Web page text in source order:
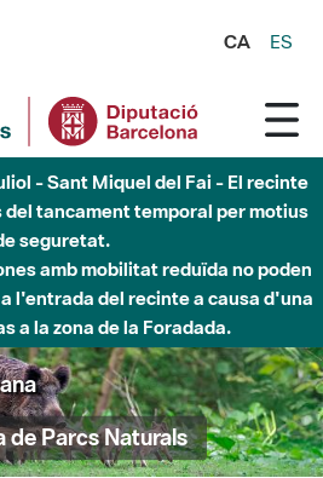
CA ES
- Sant Miquel del Fai - El recinte
tancament temporal per motius
seguretat.
amb mobilitat reduïda no poden
l'entrada del recinte a causa d'una
a la zona de la Foradada.
de Parcs Naturals